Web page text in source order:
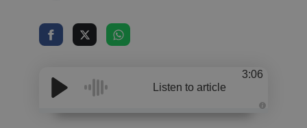
Listen to article
3:06